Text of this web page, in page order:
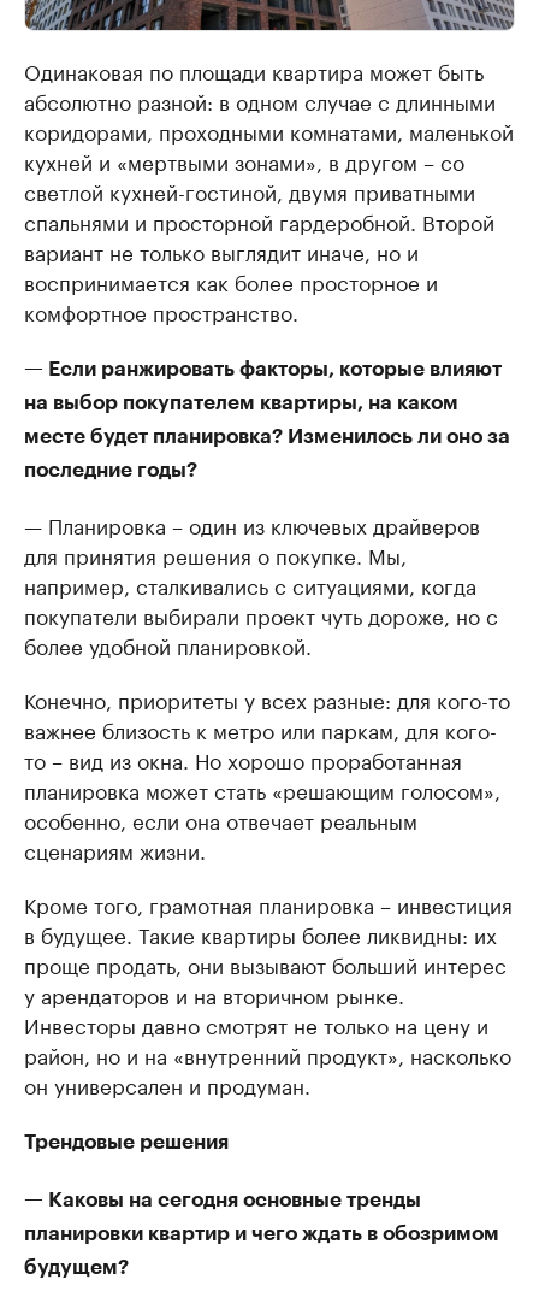
Одинаковая по площади квартира может быть
абсолютно разной: в одном случае с длинными
коридорами, проходными комнатами, маленькой
кухней и «мертвыми зонами», в другом – со
светлой кухней-гостиной, двумя приватными
спальнями и просторной гардеробной. Второй
вариант не только выглядит иначе, но и
воспринимается как более просторное и
комфортное пространство.
— Если ранжировать факторы, которые влияют
на выбор покупателем квартиры, на каком
месте будет планировка? Изменилось ли оно за
последние годы?
— Планировка – один из ключевых драйверов
для принятия решения о покупке. Мы,
например, сталкивались с ситуациями, когда
покупатели выбирали проект чуть дороже, но с
более удобной планировкой.
Конечно, приоритеты у всех разные: для кого-то
важнее близость к метро или паркам, для кого-
то – вид из окна. Но хорошо проработанная
планировка может стать «решающим голосом»,
особенно, если она отвечает реальным
сценариям жизни.
Кроме того, грамотная планировка – инвестиция
в будущее. Такие квартиры более ликвидны: их
проще продать, они вызывают больший интерес
у арендаторов и на вторичном рынке.
Инвесторы давно смотрят не только на цену и
район, но и на «внутренний продукт», насколько
он универсален и продуман.
Трендовые решения
— Каковы на сегодня основные тренды
планировки квартир и чего ждать в обозримом
будущем?